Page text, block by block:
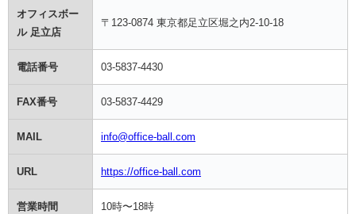
オフィスボー
ル 足立店
〒123-0874 東京都足立区堀之内2-10-18
電話番号 03-5837-4430
FAX番号 03-5837-4429
MAIL info@office-ball.com
URL https://office-ball.com
営業時間 10時〜18時